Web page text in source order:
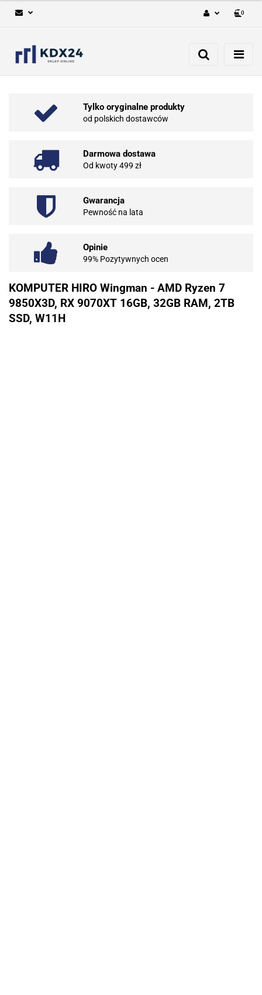
Zarejestruj się
0
Tylko oryginalne produkty
od polskich dostawców
Darmowa dostawa
Od kwoty 499 zł
Gwarancja
Pewność na lata
Opinie
99% Pozytywnych ocen
KOMPUTER HIRO Wingman - AMD Ryzen 7
9850X3D, RX 9070XT 16GB, 32GB RAM, 2TB
SSD, W11H